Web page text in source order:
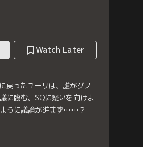
Watch Later
戻ったユーリは、誰がグノ
に臨む。SQに疑いを向けよ
うに議論が進まず……？